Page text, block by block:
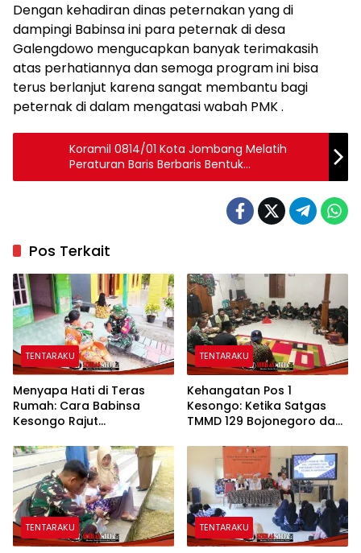
Dengan kehadiran dinas peternakan yang di
dampingi Babinsa ini para peternak di desa
Galengdowo mengucapkan banyak terimakasih
atas perhatiannya dan semoga program ini bisa
terus berlanjut karena sangat membantu bagi
peternak di dalam mengatasi wabah PMK .
Koramil 0814/01 Kota Jombang Melatih
Peraturan Baris Berbaris Bentuk
Mental,Disiplin Serta Karakter SMA 1
Pos Terkait
TENTARAKU
Menyapa Hati di Teras
Rumah: Cara Babinsa
Kesongo Rajut
Bojonegoro
TENTARAKU
Kehangatan Pos 1
Kesongo: Ketika Satgas
TMMD 129 Bojonegoro dan
Sekat
TENTARAKU TENTARAKU